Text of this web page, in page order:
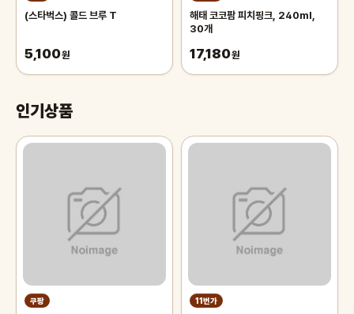
(스타벅스) 콜드 브루 T
5,100원
해태 코코팜 피치핑크, 240ml,
30개
17,180원
인기상품
쿠팡 11번가